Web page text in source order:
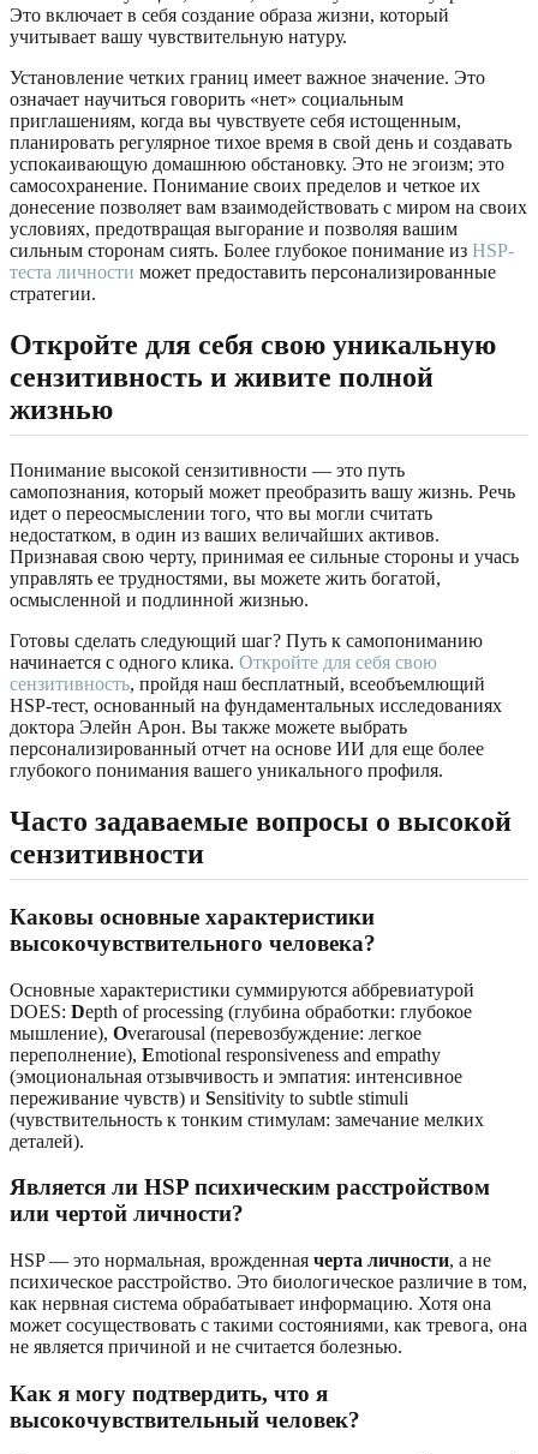
Это включает в себя создание образа жизни, который
учитывает вашу чувствительную натуру.
Установление четких границ имеет важное значение. Это
означает научиться говорить «нет» социальным
приглашениям, когда вы чувствуете себя истощенным,
планировать регулярное тихое время в свой день и создавать
успокаивающую домашнюю обстановку. Это не эгоизм; это
самосохранение. Понимание своих пределов и четкое их
донесение позволяет вам взаимодействовать с миром на своих
условиях, предотвращая выгорание и позволяя вашим
сильным сторонам сиять. Более глубокое понимание из HSP-
теста личности может предоставить персонализированные
стратегии.
Откройте для себя свою уникальную
сензитивность и живите полной
жизнью
Понимание высокой сензитивности — это путь
самопознания, который может преобразить вашу жизнь. Речь
идет о переосмыслении того, что вы могли считать
недостатком, в один из ваших величайших активов.
Признавая свою черту, принимая ее сильные стороны и учась
управлять ее трудностями, вы можете жить богатой,
осмысленной и подлинной жизнью.
Готовы сделать следующий шаг? Путь к самопониманию
начинается с одного клика. Откройте для себя свою
сензитивность, пройдя наш бесплатный, всеобъемлющий
HSP-тест, основанный на фундаментальных исследованиях
доктора Элейн Арон. Вы также можете выбрать
персонализированный отчет на основе ИИ для еще более
глубокого понимания вашего уникального профиля.
Часто задаваемые вопросы о высокой
сензитивности
Каковы основные характеристики
высокочувствительного человека?
Основные характеристики суммируются аббревиатурой
DOES: Depth of processing (глубина обработки: глубокое
мышление), Overarousal (перевозбуждение: легкое
переполнение), Emotional responsiveness and empathy
(эмоциональная отзывчивость и эмпатия: интенсивное
переживание чувств) и Sensitivity to subtle stimuli
(чувствительность к тонким стимулам: замечание мелких
деталей).
Является ли HSP психическим расстройством
или чертой личности?
HSP — это нормальная, врожденная черта личности, а не
психическое расстройство. Это биологическое различие в том,
как нервная система обрабатывает информацию. Хотя она
может сосуществовать с такими состояниями, как тревога, она
не является причиной и не считается болезнью.
Как я могу подтвердить, что я
высокочувствительный человек?